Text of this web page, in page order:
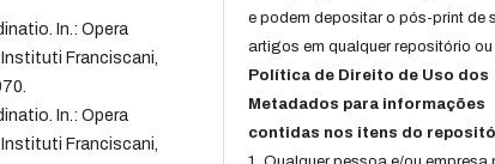
In.: Opera
Franciscani,
In.: Opera
Franciscani,
e podem depositar o pós-print de
artigos em qualquer repositório ou
Política de Direito de Uso dos
Metadados para informações
contidas nos itens do